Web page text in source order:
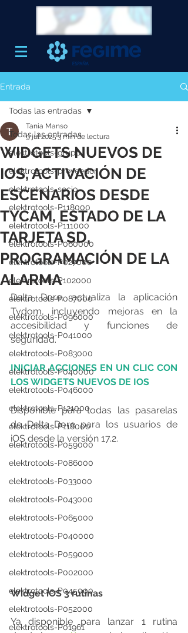
Entrada
Todas las entradas
elektrotools-grupo
elektrotools-proveedor
elektrotools-socio
elektrotools-P118000
elektrotools-P111000
elektrotools-P060000
elektrotools-P027000
elektrotools-P102000
elektrotools-P087000
elektrotools-P096000
elektrotools-P041000
elektrotools-P083000
elektrotools-P040000
elektrotools-P046000
elektrotools-P121000
elektrotools-P118000
elektrotools-P059000
elektrotools-P086000
elektrotools-P033000
elektrotools-P043000
elektrotools-P065000
elektrotools-P040000
elektrotools-P059000
elektrotools-P002000
elektrotools-P045000
elektrotools-P052000
elektrotools-P01961
Todas las entradas
WIDGETS NUEVOS DE
IOS, ACTIVACIÓN DE
ESCENARIOS DESDE
TYCAM, ESTADO DE LA
TARJETA SD,
PROGRAMACIÓN DE LA
ALARMA
Tania Manso
9 jul 20253 min de lectura
Delta Dore, actualiza la aplicación
Tydom, incluyendo mejoras en la
accesibilidad y funciones de
seguridad.
INICIAR ACCIONES EN UN CLIC CON
LOS WIDGETS NUEVOS DE IOS
Disponible para todas las pasarelas
de Delta Dore para los usuarios de
iOS desde la versión 17.2.
Widget iOS 3 rutinas
Ya disponible para lanzar 1 rutina